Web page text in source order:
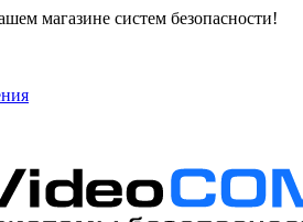
магазине систем безопасности!